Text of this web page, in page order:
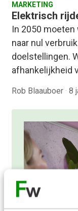
MARKETING
Elektrisch
In 2050 moeten
naar nul
doelstellingen.
afhankelijkheid
Rob Blaauboer · 8